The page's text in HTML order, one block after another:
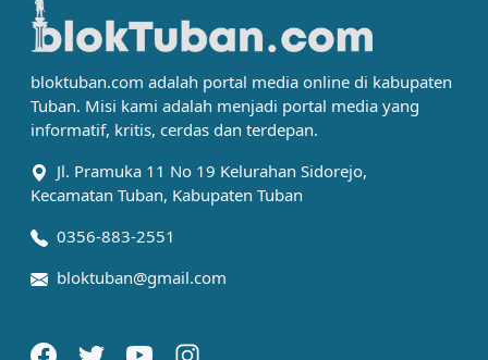
bloktuban.com adalah portal media online di kabupaten
Tuban. Misi kami adalah menjadi portal media yang
informatif, kritis, cerdas dan terdepan.
Jl. Pramuka 11 No 19 Kelurahan Sidorejo,
Kecamatan Tuban, Kabupaten Tuban
0356-883-2551
bloktuban@gmail.com